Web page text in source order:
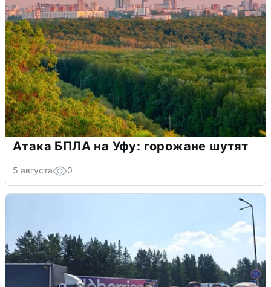
Атака БПЛА на Уфу: горожане шутят
5 августа 0